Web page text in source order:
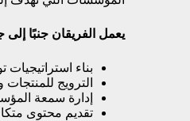
يعمل الفريقان جنبًا
بناء
الترويج
إدارة سمعة
تقديم محتوى